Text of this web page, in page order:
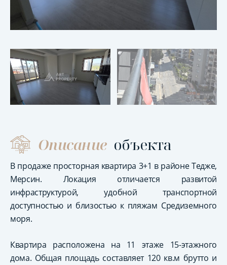
Описание объекта
В продаже просторная квартира 3+1 в районе Тедже,
Мерсин. Локация отличается развитой
инфраструктурой, удобной транспортной
доступностью и близостью к пляжам Средиземного
моря.
Квартира расположена на 11 этаже 15-этажного
дома. Общая площадь составляет 120 кв.м брутто и